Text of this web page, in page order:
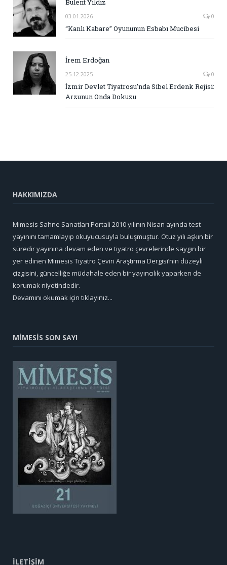
Bülent Yıldız
03.01.2026 0
“Kanlı Kabare” Oyununun Esbabı Mucibesi
İrem Erdoğan
25.12.2025 0
İzmir Devlet Tiyatrosu’nda Sibel Erdenk Rejisi:
Arzunun Onda Dokuzu
HAKKIMIZDA
Mimesis Sahne Sanatları Portali 2010 yılının Nisan ayında test
yayınını tamamlayıp okuyucusuyla buluşmuştur. Otuz yılı aşkın bir
süredir yayınına devam eden ve tiyatro çevrelerinde saygın bir
yer edinen Mimesis Tiyatro Çeviri Araştırma Dergisi’nin düzeyli
çizgisini, güncelliğe müdahale eden bir yayıncılık yaparken de
korumak niyetindedir.
Devamını okumak için tıklayınız...
MİMESİS SON SAYI
İLETİŞİM